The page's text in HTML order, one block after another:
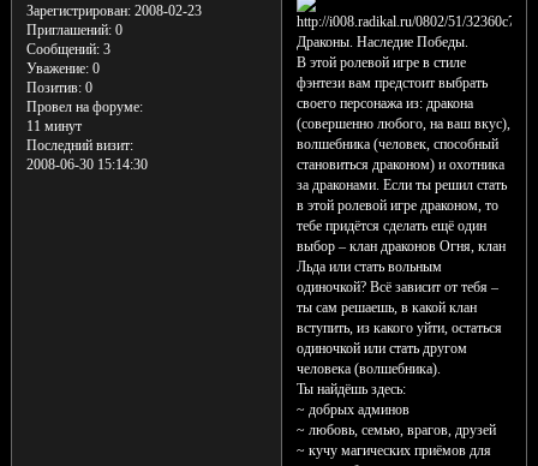
Зарегистрирован: 2008-02-23
Приглашений:0
Сообщений:3
Уважение: 0
Позитив: 0
Провел на форуме:
11 минут
Последний визит:
2008-06-30 15:14:30
Драконы. Наследие Победы.
В этой ролевой игре в стиле
фэнтези вам предстоит выбрать
своего персонажа из: дракона
(совершенно любого, на ваш вкус),
волшебника (человек, способный
становиться драконом) и охотника
за драконами. Если ты решил стать
в этой ролевой игре драконом, то
тебе придётся сделать ещё один
выбор – клан драконов Огня, клан
Льда или стать вольным
одиночкой? Всё зависит от тебя –
ты сам решаешь, в какой клан
вступить, из какого уйти, остаться
одиночкой или стать другом
человека (волшебника).
Ты найдёшь здесь:
~ добрых админов
~ любовь, семью, врагов, друзей
~ кучу магических приёмов для